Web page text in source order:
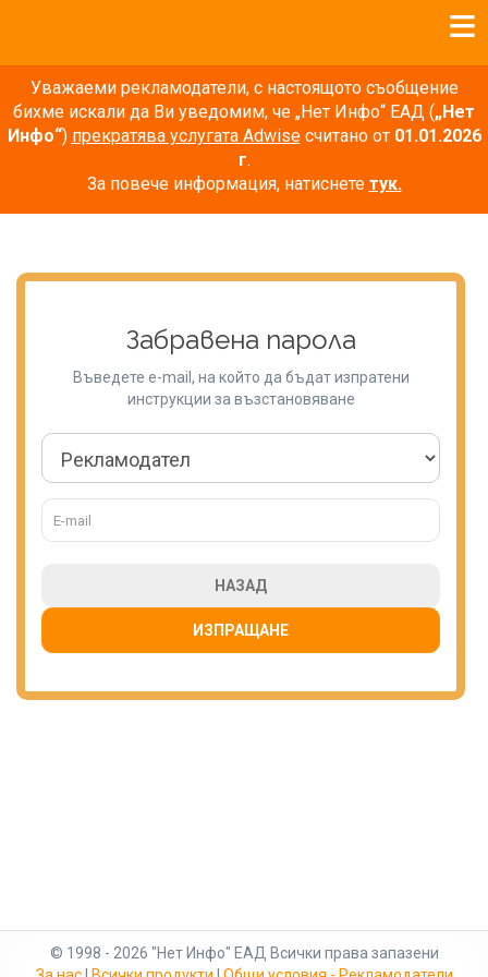
Уважаеми рекламодатели, с настоящото съобщение
бихме искали да Ви уведомим, че „Нет Инфо“ ЕАД („Нет
Инфо“) прекратява услугата Adwiseсчитано от 01.01.2026
г.
За повече информация, натиснете тук.
Забравена парола
Въведете e-mail, на който да бъдат изпратени
инструкции за възстановяване
НАЗАД
ИЗПРАЩАНЕ
© 1998 - 2026 "Нет Инфо" ЕАД Всички права запазени